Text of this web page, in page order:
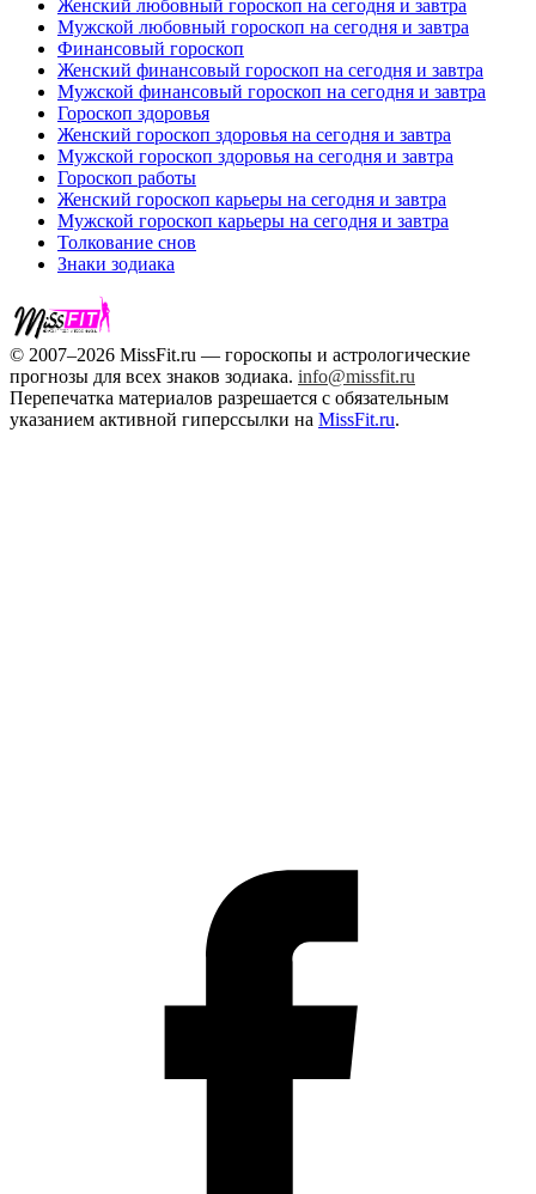
Женский любовный гороскоп на сегодня и завтра
Мужской любовный гороскоп на сегодня и завтра
Финансовый гороскоп
Женский финансовый гороскоп на сегодня и завтра
Мужской финансовый гороскоп на сегодня и завтра
Гороскоп здоровья
Женский гороскоп здоровья на сегодня и завтра
Мужской гороскоп здоровья на сегодня и завтра
Гороскоп работы
Женский гороскоп карьеры на сегодня и завтра
Мужской гороскоп карьеры на сегодня и завтра
Толкование снов
Знаки зодиака
© 2007–2026 MissFit.ru — гороскопы и астрологические
прогнозы для всех знаков зодиака. info@missfit.ru
Перепечатка материалов разрешается с обязательным
указанием активной гиперссылки на MissFit.ru.